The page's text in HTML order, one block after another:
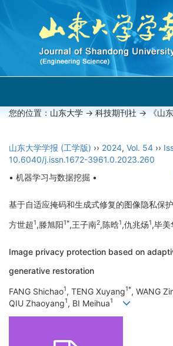
您的位置： 山东大学 -> 科技期刊社 -> 《山
山东大学学报 (工学版) ›› 2024, Vol. 54 ››
10.6040/j.issn.1672-3961.0.2023.260
• 机器学习与数据挖掘 •
基于自适应掩码和生成式修复的图像隐私保
方世超1,滕旭阳1*,王子南2,陈晗1,仇兆炀1,毕美
Image privacy protection based on
generative restoration
FANG Shichao1, TENG Xuyang1*, WANG
QIU Zhaoyang1, BI Meihua1